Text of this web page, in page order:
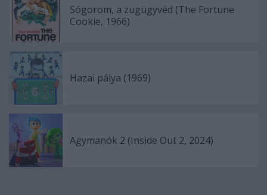
Sógorom, a zugügyvéd (The Fortune
Cookie, 1966)
Hazai pálya (1969)
Agymanók 2 (Inside Out 2, 2024)